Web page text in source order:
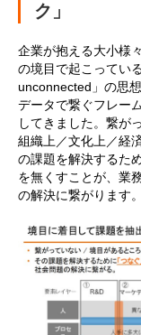
ク」
企業が抱える大小様
の境目で起こってい
unconnected」の思
データで繋ぐフレー
してきました。繋が
組織上／文化上／経
の課題を解決するた
を無くすことが、業
の解決に繋がります。